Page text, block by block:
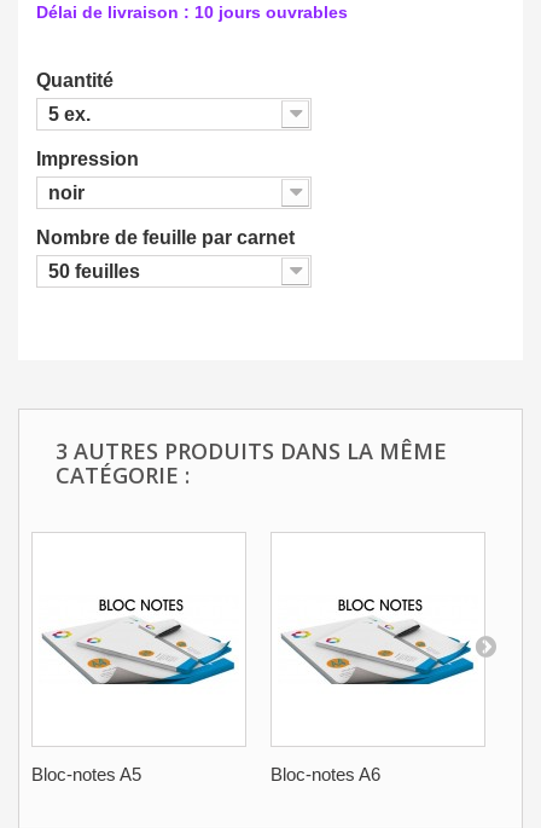
Délai de livraison : 10 jours ouvrables
Quantité
5 ex.
Impression
noir
Nombre de feuille par carnet
50 feuilles
3 AUTRES PRODUITS DANS LA MÊME
CATÉGORIE :
Bloc-notes A5 Bloc-notes A6